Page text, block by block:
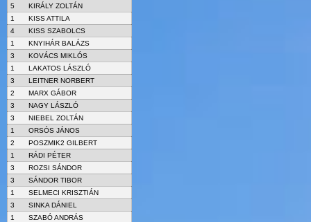
5
KIRÁLY ZOLTÁN
1
KISS ATTILA
4
KISS SZABOLCS
1
KNYIHÁR BALÁZS
3
KOVÁCS MIKLÓS
1
LAKATOS LÁSZLÓ
3
LEITNER NORBERT
2
MARX GÁBOR
3
NAGY LÁSZLÓ
3
NIEBEL ZOLTÁN
1
ORSÓS JÁNOS
2
POSZMIK2 GILBERT
1
RÁDI PÉTER
3
ROZSI SÁNDOR
3
SÁNDOR TIBOR
1
SELMECI KRISZTIÁN
3
SINKA DÁNIEL
1
SZABÓ ANDRÁS